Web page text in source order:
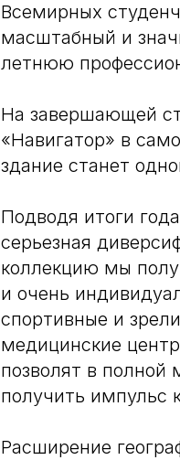
Всемирных
масштабный и
летнюю
На завершающей
«Навигатор» в
здание станет
Подводя итоги
серьезная
коллекцию мы
и очень
спортивные и
медицинские
позволят в полной
получить импульс
Расширение